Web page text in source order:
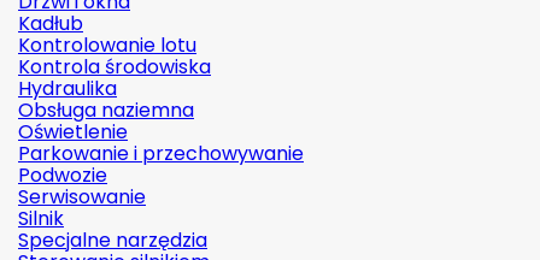
Kadłub
Kontrolowanie lotu
Kontrola środowiska
Hydraulika
Obsługa naziemna
Oświetlenie
Parkowanie i przechowywanie
Podwozie
Serwisowanie
Silnik
Specjalne narzędzia